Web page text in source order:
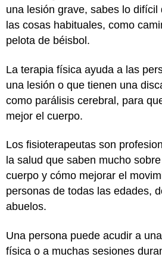
una lesión grave, sabes lo
las cosas habituales, como
pelota de béisbol.
La terapia física ayuda a las
una lesión o que tienen una
como parálisis cerebral, para
mejor el cuerpo.
Los fisioterapeutas son
la salud que saben mucho
cuerpo y cómo mejorar el
personas de todas las edades,
abuelos.
Una persona puede acudir a
física o a muchas sesiones